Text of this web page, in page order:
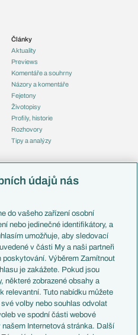
Články
Aktuality
Previews
Komentáře a souhrny
Názory a komentáře
Fejetony
Životopisy
Profily, historie
Rozhovory
Tipy a analýzy
Česko
Francie
Itálie
Německo
Španělsko
Argentina
Brazílie
Přestupy
Zápasy
Livescore
Tipovací soutěž
údajů nás
do vašeho zařízení osobní
nebo jedinečné identifikátory, a
umožňuje, aby sledovací
v části My a naši partneři
poskytování. Výběrem Zamítnout
je zakážete. Pokud jsou
některé zobrazené obsahy a
relevantní. Tuto nabídku můžete
volby nebo souhlas odvolat
ve spodní části webové
Internetová stránka. Další